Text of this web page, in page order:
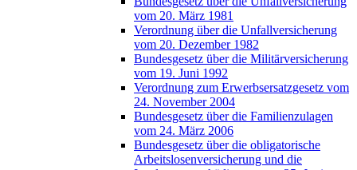
vom 20. März 1981
Verordnung über die Unfallversicherung
vom 20. Dezember 1982
Bundesgesetz über die Militärversicherung
vom 19. Juni 1992
Verordnung zum Erwerbsersatzgesetz vom
24. November 2004
Bundesgesetz über die Familienzulagen
vom 24. März 2006
Bundesgesetz über die obligatorische
Arbeitslosenversicherung und die